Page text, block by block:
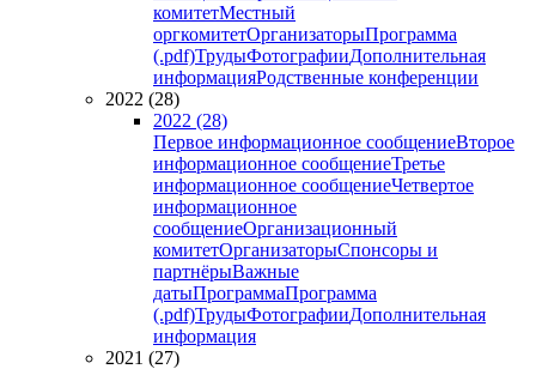
комитетМестный
оргкомитетОрганизаторыПрограмма
(.pdf)ТрудыФотографииДополнительная
информацияРодственные конференции
2022 (28)
2022 (28)
Первое информационное сообщениеВторое
информационное сообщениеТретье
информационное сообщениеЧетвертое
информационное
сообщениеОрганизационный
комитетОрганизаторыСпонсоры и
партнёрыВажные
датыПрограммаПрограмма
(.pdf)ТрудыФотографииДополнительная
информация
2021 (27)